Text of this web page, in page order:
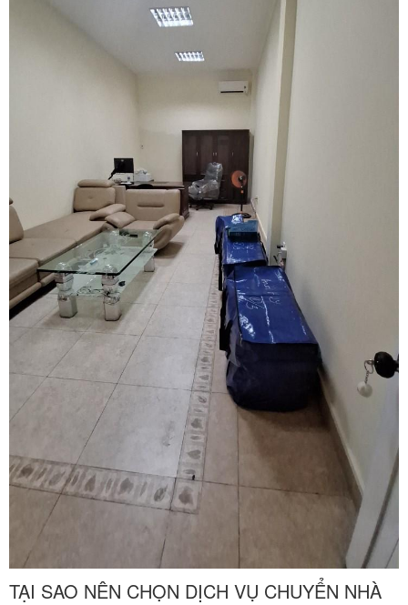
TẠI SAO NÊN CHỌN DỊCH VỤ CHUYỂN NHÀ